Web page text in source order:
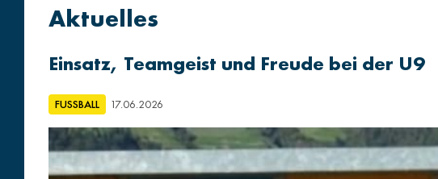
Aktuelles
Einsatz, Teamgeist und Freude bei der U9
FUSSBALL 17.06.2026